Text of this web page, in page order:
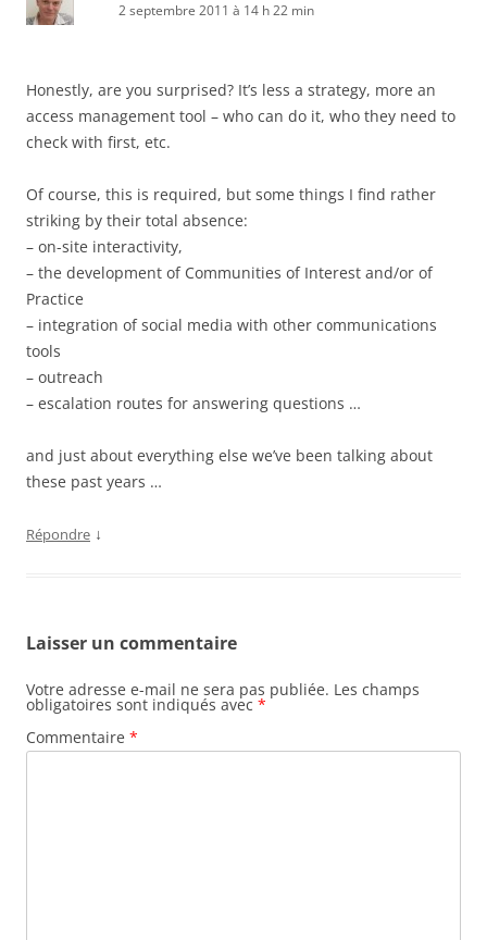
2 septembre 2011 à 14 h 22 min
Honestly, are you surprised? It’s less a strategy, more an
access management tool – who can do it, who they need to
check with first, etc.
Of course, this is required, but some things I find rather
striking by their total absence:
– on-site interactivity,
– the development of Communities of Interest and/or of
Practice
– integration of social media with other communications
tools
– outreach
– escalation routes for answering questions …
and just about everything else we’ve been talking about
these past years …
Répondre ↓
Laisser un commentaire
Votre adresse e-mail ne sera pas publiée. Les champs
obligatoires sont indiqués avec *
Commentaire *